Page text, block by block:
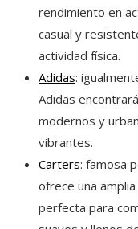
rendimiento en
casual y
actividad física.
Adidas:
Adidas
modernos y
vibrantes.
Carters: famosa
ofrece una
perfecta para